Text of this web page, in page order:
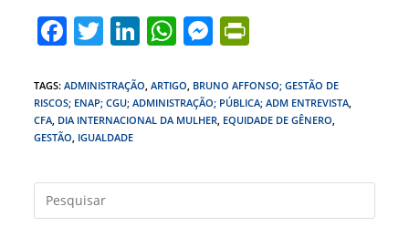
F
c
e
b
o
o
T
itt
er
Li
k
e
n
W
at
s
p
M
ss
e
g
tF
ri
n
TAGS:ADMINISTRAÇÃO ARTIGO BRUNO AFFONSO; GESTÃO DE
RISCOS; ENAP; CGU; ADMINISTRAÇÃO; PÚBLICA; ADM ENTREVISTA
CFA DIA INTERNACIONAL DA MULHER EQUIDADE DE GÊNERO
GESTÃO IGUALDADE
a